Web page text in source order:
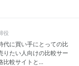
役
代に買い手にとっての比
りたい人向けの比較サー
比較サイトと...